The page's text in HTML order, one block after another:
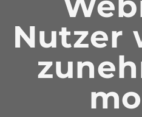
Nutzer